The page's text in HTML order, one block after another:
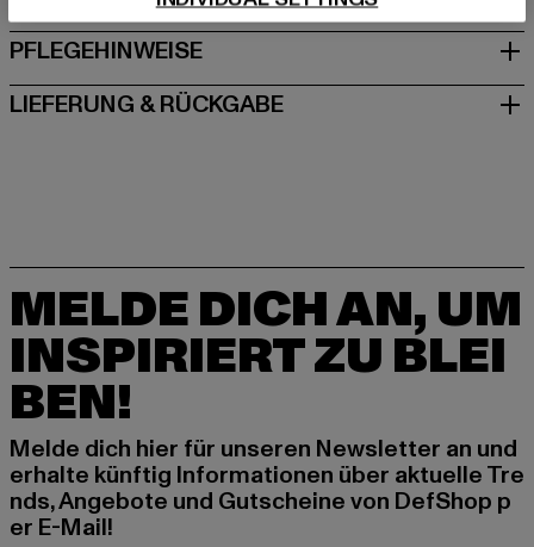
PFLEGEHINWEISE
LIEFERUNG & RÜCKGABE
MELDE DICH AN, UM
INSPIRIERT ZU BLEI
BEN!
Melde dich hier für unseren Newsletter an und
erhalte künftig Informationen über aktuelle Tre
nds, Angebote und Gutscheine von DefShop p
er E-Mail!